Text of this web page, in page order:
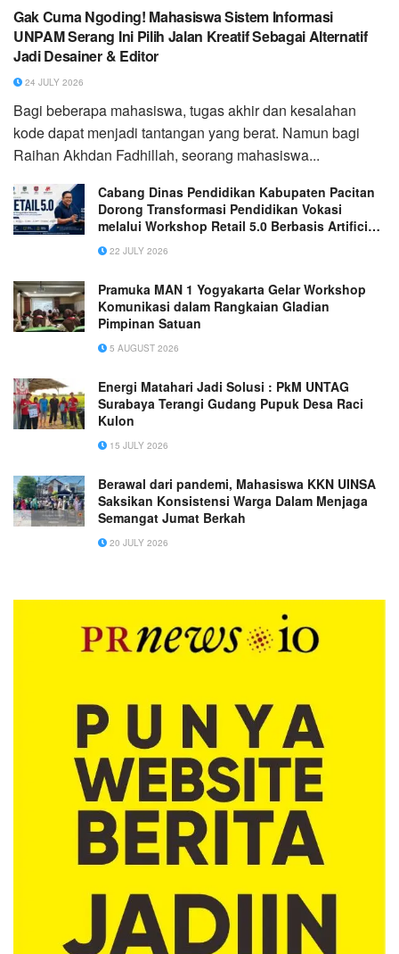
Gak Cuma Ngoding! Mahasiswa Sistem Informasi
UNPAM Serang Ini Pilih Jalan Kreatif Sebagai Alternatif
Jadi Desainer & Editor
24 JULY 2026
Bagi beberapa mahasiswa, tugas akhir dan kesalahan
kode dapat menjadi tantangan yang berat. Namun bagi
Raihan Akhdan Fadhillah, seorang mahasiswa...
Cabang Dinas Pendidikan Kabupaten Pacitan
Dorong Transformasi Pendidikan Vokasi
melalui Workshop Retail 5.0 Berbasis Artificial
Intelligence
22 JULY 2026
Pramuka MAN 1 Yogyakarta Gelar Workshop
Komunikasi dalam Rangkaian Gladian
Pimpinan Satuan
5 AUGUST 2026
Energi Matahari Jadi Solusi : PkM UNTAG
Surabaya Terangi Gudang Pupuk Desa Raci
Kulon
15 JULY 2026
Berawal dari pandemi, Mahasiswa KKN UINSA
Saksikan Konsistensi Warga Dalam Menjaga
Semangat Jumat Berkah
20 JULY 2026